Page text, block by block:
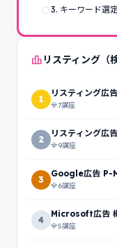
radio_button_unchecked3. キーワード選
leaderboard リスティング（
1
リスティング広
全7講座
2
リスティング広
版）
全9講座
3
Google広告 P-
全6講座
4
Microsoft広告
全5講座